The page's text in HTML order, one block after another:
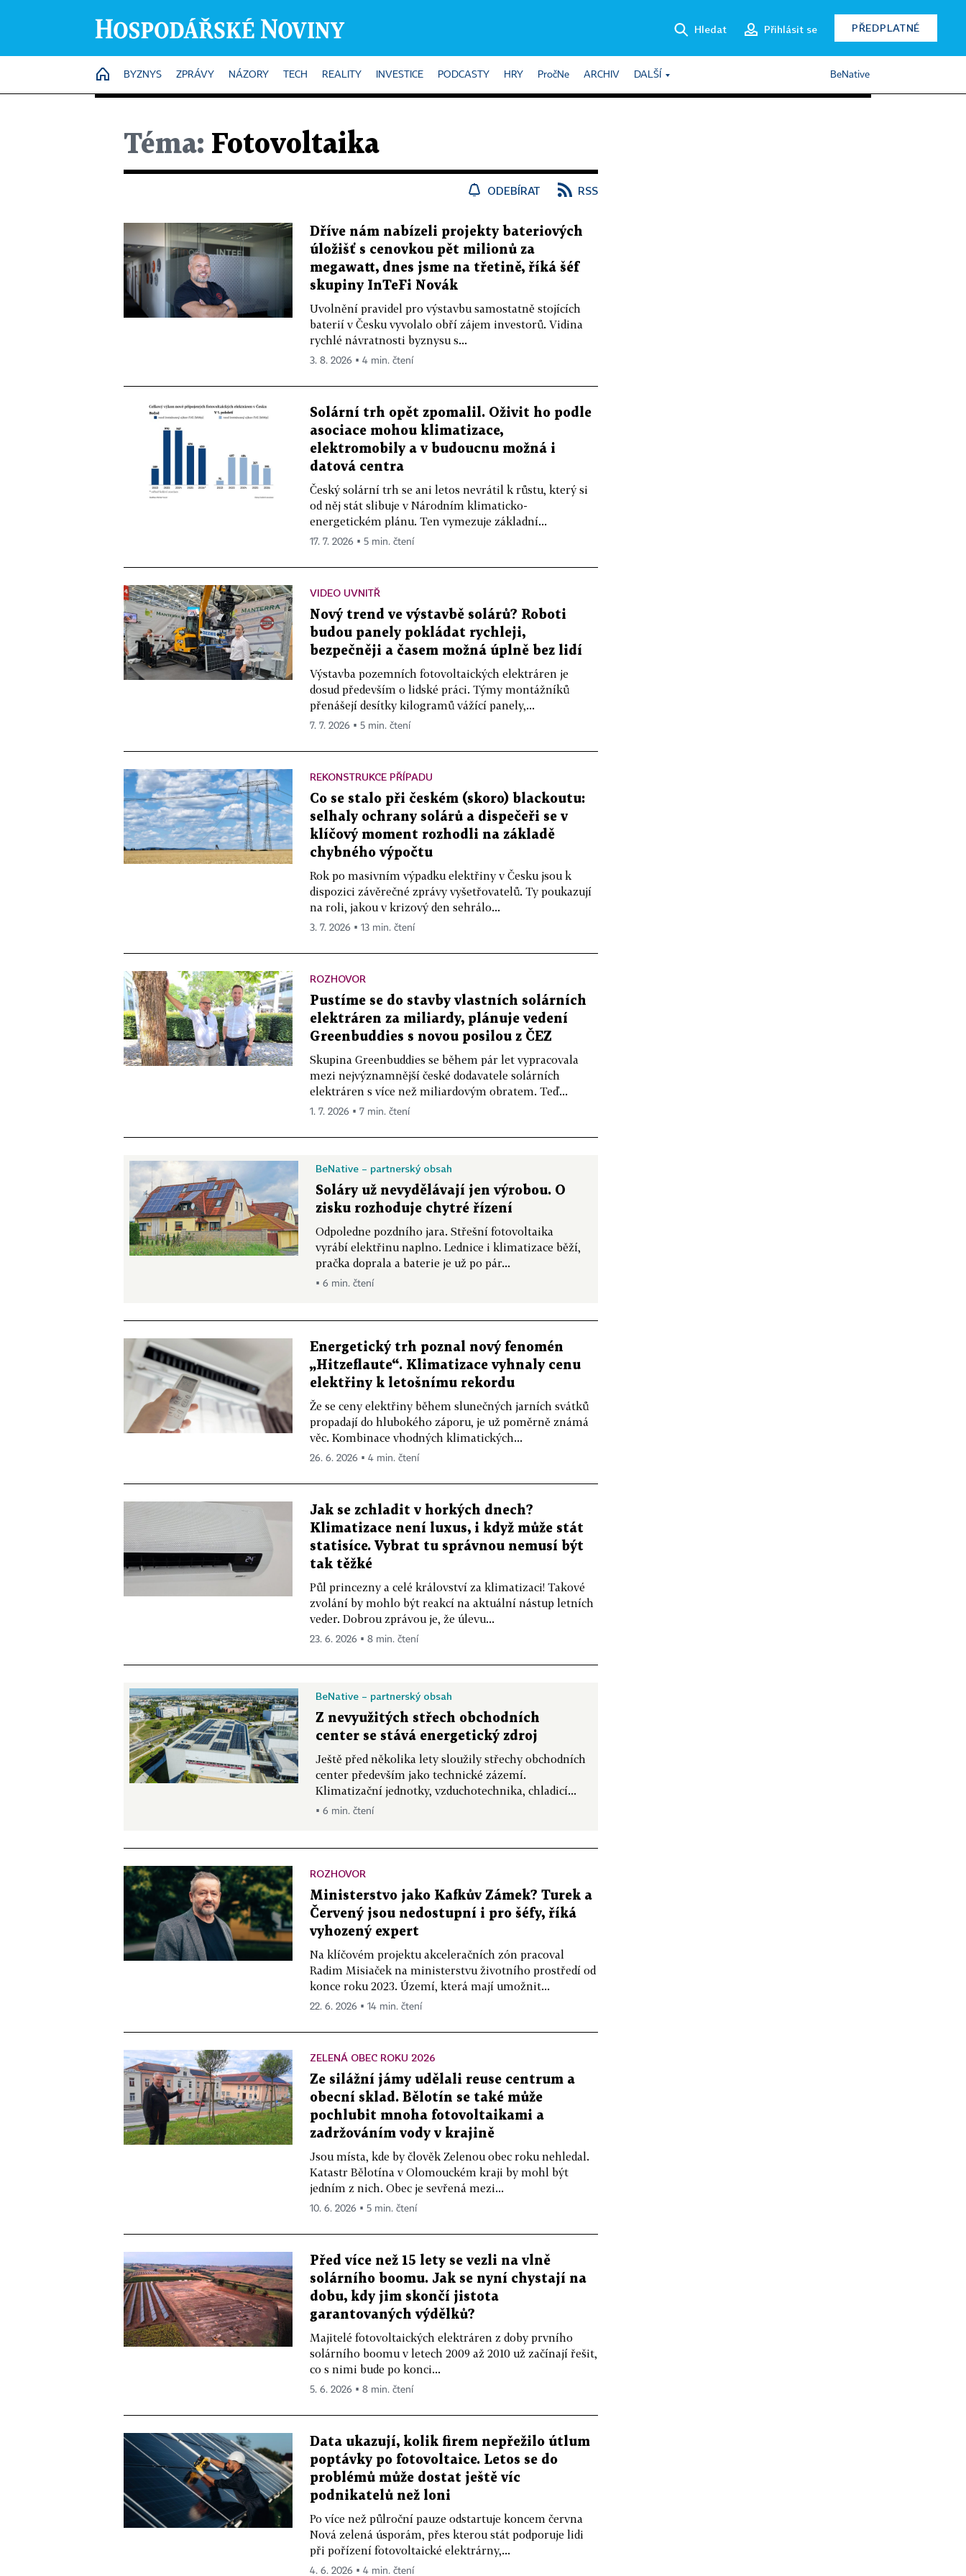
Hledat Přihlásit se PŘEDPLATNÉ
HOME
BYZNYS ZPRÁVY NÁZORY TECH REALITY INVESTICE PODCASTY HRY PročNe ARCHIV DALŠÍ BeNative
Téma: Fotovoltaika
ODEBÍRAT RSS
Dříve nám nabízeli projekty bateriových
úložišť s cenovkou pět milionů za
megawatt, dnes jsme na třetině, říká šéf
skupiny InTeFi Novák
Uvolnění pravidel pro výstavbu samostatně stojících
baterií v Česku vyvolalo obří zájem investorů. Vidina
rychlé návratnosti byznysu s...
3. 8. 2026 ▪ 4 min. čtení
Solární trh opět zpomalil. Oživit ho podle
asociace mohou klimatizace,
elektromobily a v budoucnu možná i
datová centra
Český solární trh se ani letos nevrátil k růstu, který si
od něj stát slibuje v Národním klimaticko-
energetickém plánu. Ten vymezuje základní...
17. 7. 2026 ▪ 5 min. čtení
VIDEO UVNITŘ
Nový trend ve výstavbě solárů? Roboti
budou panely pokládat rychleji,
bezpečněji a časem možná úplně bez lidí
Výstavba pozemních fotovoltaických elektráren je
dosud především o lidské práci. Týmy montážníků
přenášejí desítky kilogramů vážící panely,...
7. 7. 2026 ▪ 5 min. čtení
REKONSTRUKCE PŘÍPADU
Co se stalo při českém (skoro) blackoutu:
selhaly ochrany solárů a dispečeři se v
klíčový moment rozhodli na základě
chybného výpočtu
Rok po masivním výpadku elektřiny v Česku jsou k
dispozici závěrečné zprávy vyšetřovatelů. Ty poukazují
na roli, jakou v krizový den sehrálo...
3. 7. 2026 ▪ 13 min. čtení
ROZHOVOR
Pustíme se do stavby vlastních solárních
elektráren za miliardy, plánuje vedení
Greenbuddies s novou posilou z ČEZ
Skupina Greenbuddies se během pár let vypracovala
mezi nejvýznamnější české dodavatele solárních
elektráren s více než miliardovým obratem. Teď...
1. 7. 2026 ▪ 7 min. čtení
BeNative – partnerský obsah
Soláry už nevydělávají jen výrobou. O
zisku rozhoduje chytré řízení
Odpoledne pozdního jara. Střešní fotovoltaika
vyrábí elektřinu naplno. Lednice i klimatizace běží,
pračka doprala a baterie je už po pár...
▪ 6 min. čtení
Energetický trh poznal nový fenomén
„Hitzeflaute“. Klimatizace vyhnaly cenu
elektřiny k letošnímu rekordu
Že se ceny elektřiny během slunečných jarních svátků
propadají do hlubokého záporu, je už poměrně známá
věc. Kombinace vhodných klimatických...
26. 6. 2026 ▪ 4 min. čtení
Jak se zchladit v horkých dnech?
Klimatizace není luxus, i když může stát
statisíce. Vybrat tu správnou nemusí být
tak těžké
Půl princezny a celé království za klimatizaci! Takové
zvolání by mohlo být reakcí na aktuální nástup letních
veder. Dobrou zprávou je, že úlevu...
23. 6. 2026 ▪ 8 min. čtení
BeNative – partnerský obsah
Z nevyužitých střech obchodních
center se stává energetický zdroj
Ještě před několika lety sloužily střechy obchodních
center především jako technické zázemí.
Klimatizační jednotky, vzduchotechnika, chladicí...
▪ 6 min. čtení
ROZHOVOR
Ministerstvo jako Kafkův Zámek? Turek a
Červený jsou nedostupní i pro šéfy, říká
vyhozený expert
Na klíčovém projektu akceleračních zón pracoval
Radim Misiaček na ministerstvu životního prostředí od
konce roku 2023. Území, která mají umožnit...
22. 6. 2026 ▪ 14 min. čtení
ZELENÁ OBEC ROKU 2026
Ze silážní jámy udělali reuse centrum a
obecní sklad. Bělotín se také může
pochlubit mnoha fotovoltaikami a
zadržováním vody v krajině
Jsou místa, kde by člověk Zelenou obec roku nehledal.
Katastr Bělotína v Olomouckém kraji by mohl být
jedním z nich. Obec je sevřená mezi...
10. 6. 2026 ▪ 5 min. čtení
Před více než 15 lety se vezli na vlně
solárního boomu. Jak se nyní chystají na
dobu, kdy jim skončí jistota
garantovaných výdělků?
Majitelé fotovoltaických elektráren z doby prvního
solárního boomu v letech 2009 až 2010 už začínají řešit,
co s nimi bude po konci...
5. 6. 2026 ▪ 8 min. čtení
Data ukazují, kolik firem nepřežilo útlum
poptávky po fotovoltaice. Letos se do
problémů může dostat ještě víc
podnikatelů než loni
Po více než půlroční pauze odstartuje koncem června
Nová zelená úsporám, přes kterou stát podporuje lidi
při pořízení fotovoltaické elektrárny,...
4. 6. 2026 ▪ 4 min. čtení